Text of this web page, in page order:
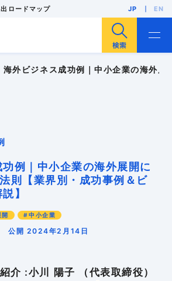
ロードマップ JP EN
S調査
バウンド
インボイス
ローカライゼーション
多言語EC
国出願
海外マーケティング
海外向けWebサイト
海外ビジネス成功例｜中小企業の
例｜中小企業の海外展開に
則【業界別・成功事例＆ビ
ル解説】
中小企業
公開 2024年2月14日
介 :小川 陽子 （代表取締役）